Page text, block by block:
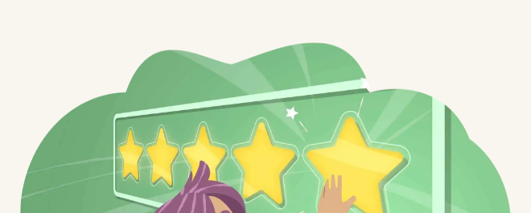
“Só agradecer a qualidade e o carinho pela ajuda..